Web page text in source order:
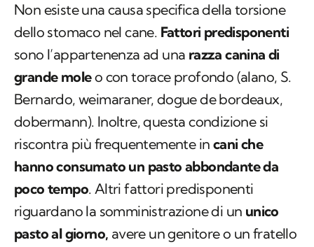
Non esiste una causa specifica della torsione
dello stomaco nel cane. Fattori predisponenti
sono l’appartenenza ad una razza canina di
grande moleo con torace profondo (alano, S.
Bernardo, weimaraner, dogue de bordeaux,
dobermann). Inoltre, questa condizione si
riscontra più frequentemente in cani che
hanno consumato un pasto abbondante da
poco tempo. Altri fattori predisponenti
riguardano la somministrazione di un unico
pasto al giorno, avere un genitore o un fratello